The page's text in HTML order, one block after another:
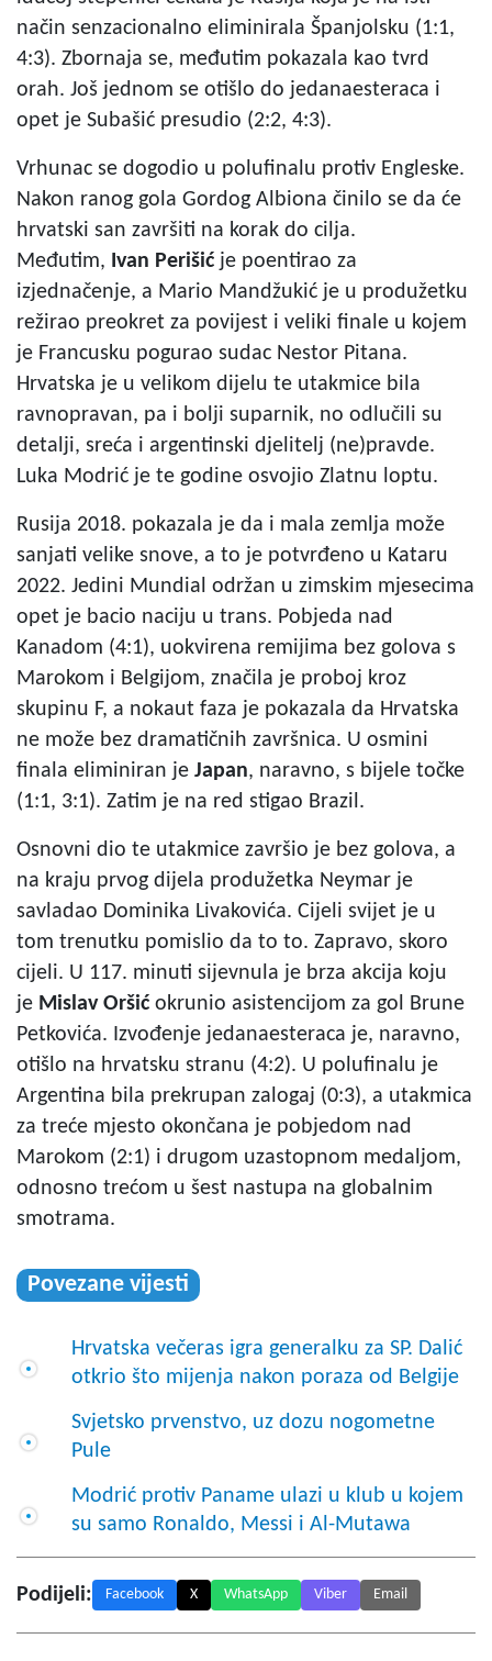
način senzacionalno eliminirala Španjolsku (1:1,
4:3). Zbornaja se, međutim pokazala kao tvrd
orah. Još jednom se otišlo do jedanaesteraca i
opet je Subašić presudio (2:2, 4:3).
Vrhunac se dogodio u polufinalu protiv Engleske.
Nakon ranog gola Gordog Albiona činilo se da će
hrvatski san završiti na korak do cilja.
Međutim, Ivan Perišić je poentirao za
izjednačenje, a Mario Mandžukić je u produžetku
režirao preokret za povijest i veliki finale u kojem
je Francusku pogurao sudac Nestor Pitana.
Hrvatska je u velikom dijelu te utakmice bila
ravnopravan, pa i bolji suparnik, no odlučili su
detalji, sreća i argentinski djelitelj (ne)pravde.
Luka Modrić je te godine osvojio Zlatnu loptu.
Rusija 2018. pokazala je da i mala zemlja može
sanjati velike snove, a to je potvrđeno u Kataru
2022. Jedini Mundial održan u zimskim mjesecima
opet je bacio naciju u trans. Pobjeda nad
Kanadom (4:1), uokvirena remijima bez golova s
Marokom i Belgijom, značila je proboj kroz
skupinu F, a nokaut faza je pokazala da Hrvatska
ne može bez dramatičnih završnica. U osmini
finala eliminiran je Japan, naravno, s bijele točke
(1:1, 3:1). Zatim je na red stigao Brazil.
Osnovni dio te utakmice završio je bez golova, a
na kraju prvog dijela produžetka Neymar je
savladao Dominika Livakovića. Cijeli svijet je u
tom trenutku pomislio da to to. Zapravo, skoro
cijeli. U 117. minuti sijevnula je brza akcija koju
je Mislav Oršić okrunio asistencijom za gol Brune
Petkovića. Izvođenje jedanaesteraca je, naravno,
otišlo na hrvatsku stranu (4:2). U polufinalu je
Argentina bila prekrupan zalogaj (0:3), a utakmica
za treće mjesto okončana je pobjedom nad
Marokom (2:1) i drugom uzastopnom medaljom,
odnosno trećom u šest nastupa na globalnim
smotrama.
Povezane vijesti
Hrvatska večeras igra generalku za SP. Dalić
otkrio što mijenja nakon poraza od Belgije
Svjetsko prvenstvo, uz dozu nogometne
Pule
Modrić protiv Paname ulazi u klub u kojem
su samo Ronaldo, Messi i Al-Mutawa
Podijeli: Facebook X WhatsApp Viber Email